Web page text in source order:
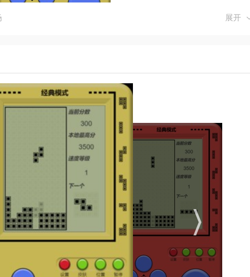
幕上的布局，预测即将到来的方块形状，以便及时调整策略，避免方
死局。当方块形状无法完美填充空隙时，可以考虑通过旋转或移动来
分数和额外的奖励。因此，在摆放方块时，要尽量创造连消的机会。
使用“掉落”功能快速下落方块，以便更快地调整位置或消除行。
会有不同的效果。要学会掌握方块的旋转规律，以便更好地利用方块
需要快速反应和精确操作的游戏。通过不断练习，可以提高手速和反
戏。它简洁的画面和流畅的操作让玩家能够迅速上手，并沉浸其中。
展开